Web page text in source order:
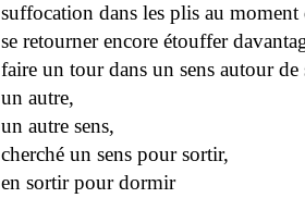
suffocation dans les plis au
se retourner encore étouffer
faire un tour dans un sens autour de
un autre,
un autre sens,
cherché un sens pour sortir,
en sortir pour dormir